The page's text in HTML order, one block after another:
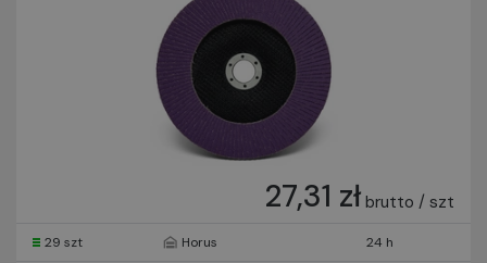
27,31 zł brutto / szt
29 szt Horus 24 h